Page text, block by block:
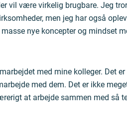
vil være virkelig brugbare. Jeg
men jeg har også
nye koncepter og mindset
med mine kolleger. Det
med dem. Det er ikke
at arbejde sammen med så